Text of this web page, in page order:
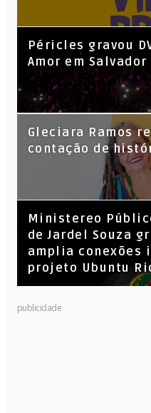
Péricles gravou
Amor em Salvador
KL Jay (Racionais
Leandro Vitrola na
Gleciara Ramos
contação de
​Ministereo
de Jardel Souza
amplia conexões
projeto Ubuntu
publicidade